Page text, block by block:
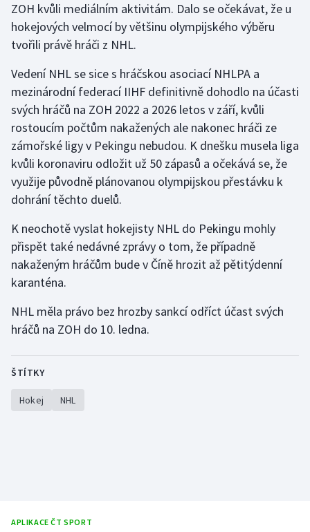
Krasobruslení
Lezení
Lyže a snowboard
Moderní pětiboj
Motorsport
Olympijské hry
Parasport
Plavání
Plážový volejbal
Ragby
Triatlon
ZOH kvůli mediálním aktivitám. Dalo se očekávat, že u
hokejových velmocí by většinu olympijského výběru
tvořili právě hráči z NHL.
Vedení NHL se sice s hráčskou asociací NHLPA a
mezinárodní federací IIHF definitivně dohodlo na účasti
svých hráčů na ZOH 2022 a 2026 letos v září, kvůli
rostoucím počtům nakažených ale nakonec hráči ze
zámořské ligy v Pekingu nebudou. K dnešku musela liga
kvůli koronaviru odložit už 50 zápasů a očekává se, že
využije původně plánovanou olympijskou přestávku k
dohrání těchto duelů.
K neochotě vyslat hokejisty NHL do Pekingu mohly
přispět také nedávné zprávy o tom, že případně
nakaženým hráčům bude v Číně hrozit až pětitýdenní
karanténa.
NHL měla právo bez hrozby sankcí odříct účast svých
hráčů na ZOH do 10. ledna.
ŠTÍTKY
Hokej NHL
APLIKACE ČT SPORT